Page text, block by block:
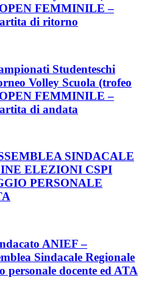
FEMMINILE –
di ritorno
Studenteschi
Volley Scuola (trofeo
FEMMINILE –
di andata
SINDACALE
ELEZIONI CSPI
PERSONALE
ANIEF –
Sindacale Regionale
personale docente ed ATA